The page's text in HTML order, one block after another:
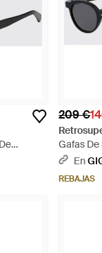
-
209 €
Gafas
Forma
En
REBAJAS